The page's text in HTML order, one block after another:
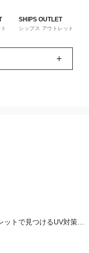
SHIPS OUTLET
シップス アウトレット
ットで見つけるUV対策ウ